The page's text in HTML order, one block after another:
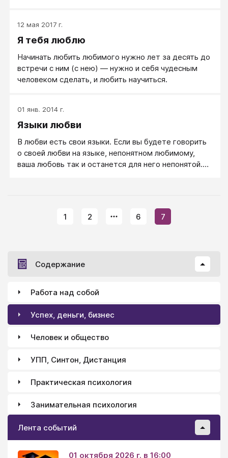
12 мая 2017 г.
Я тебя люблю
Начинать любить любимого нужно лет за десять до
встречи с ним (с нею) — нужно и себя чудесным
человеком сделать, и любить научиться.
01 янв. 2014 г.
Языки любви
В любви есть свои языки. Если вы будете говорить
о своей любви на языке, непонятном любимому,
ваша любовь так и останется для него непонятой.
язык действий, кому-то язык прикосновений...
1 2 6 7
Содержание
Работа над собой
Успех, деньги, бизнес
Человек и общество
УПП, Синтон, Дистанция
Практическая психология
Занимательная психология
Лента событий
01 октября 2026 г. в 16:00